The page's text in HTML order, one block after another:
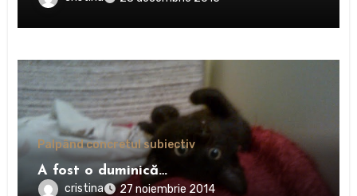
Palpând concretul subiectiv
A fost o duminică…
cristina 27 noiembrie 2014